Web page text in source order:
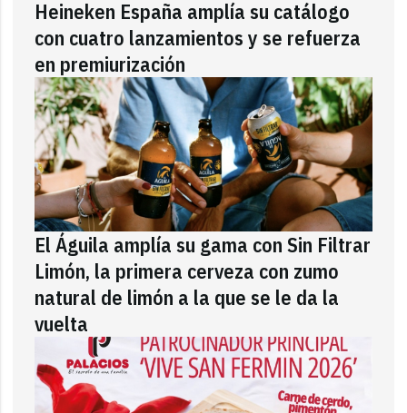
Heineken España amplía su catálogo
con cuatro lanzamientos y se refuerza
en premiurización
El Águila amplía su gama con Sin Filtrar
Limón, la primera cerveza con zumo
natural de limón a la que se le da la
vuelta